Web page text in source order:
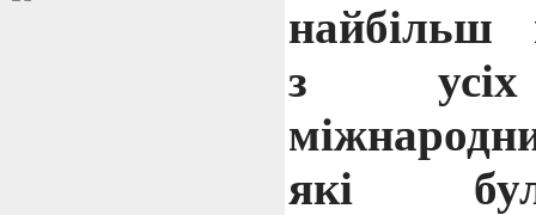
найбільш
з усіх
які